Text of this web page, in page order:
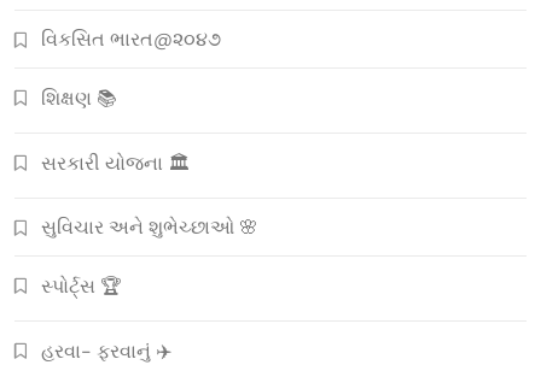
વિકસિત ભારત@૨૦૪૭
શિક્ષણ 📚
સરકારી યોજના 🏛️
સુવિચાર અને શુભેચ્છાઓ 🌸
સ્પોર્ટ્સ 🏆
હરવા- ફરવાનું ✈️